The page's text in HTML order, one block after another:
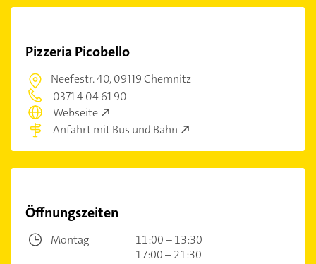
Pizzeria Picobello
Neefestr. 40,09119 Chemnitz
0371 4 04 61 90
Webseite
Anfahrt mit Bus und Bahn
Öffnungszeiten
Montag
11:00 – 13:30
17:00 – 21:30